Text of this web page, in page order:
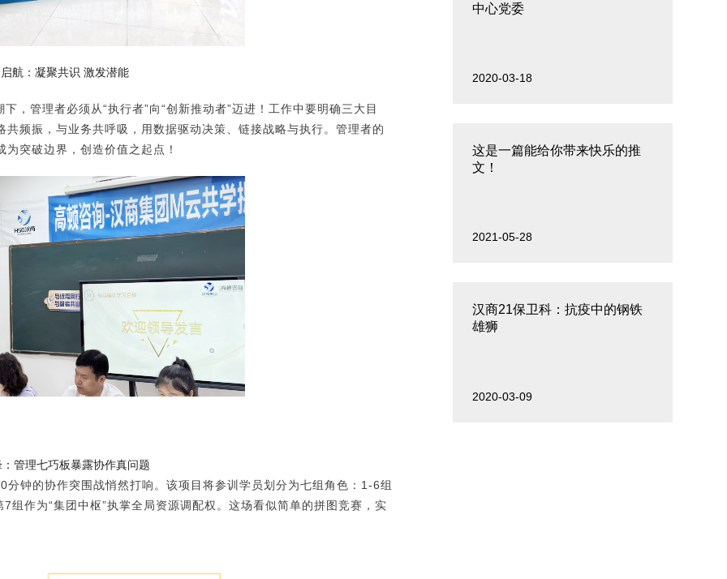
航：凝聚共识 激发潜能
，管理者必须从“执行者”向“创新推动者”迈进！工作中要明确三大目
频振，与业务共呼吸，用数据驱动决策、链接战略与执行。管理者的
突破边界，创造价值之起点！
管理七巧板暴露协作真问题
钟的协作突围战悄然打响。该项目将参训学员划分为七组角色：1-6组
组作为“集团中枢”执掌全局资源调配权。这场看似简单的拼图竞赛，实
中心党委
2020-03-18
这是一篇能给你带来快乐的推
文！
2021-05-28
汉商21保卫科：抗疫中的钢铁
雄狮
2020-03-09